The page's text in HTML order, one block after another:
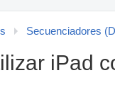
Secuenciadores
iPad